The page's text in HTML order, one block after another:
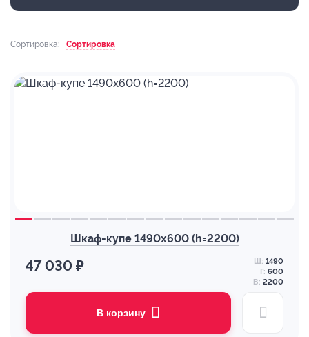
Сортировка: Сортировка
Шкаф-купе 1490х600 (h=2200)
47 030 ₽ Ш: 1490
Г: 600
В: 2200
В корзину